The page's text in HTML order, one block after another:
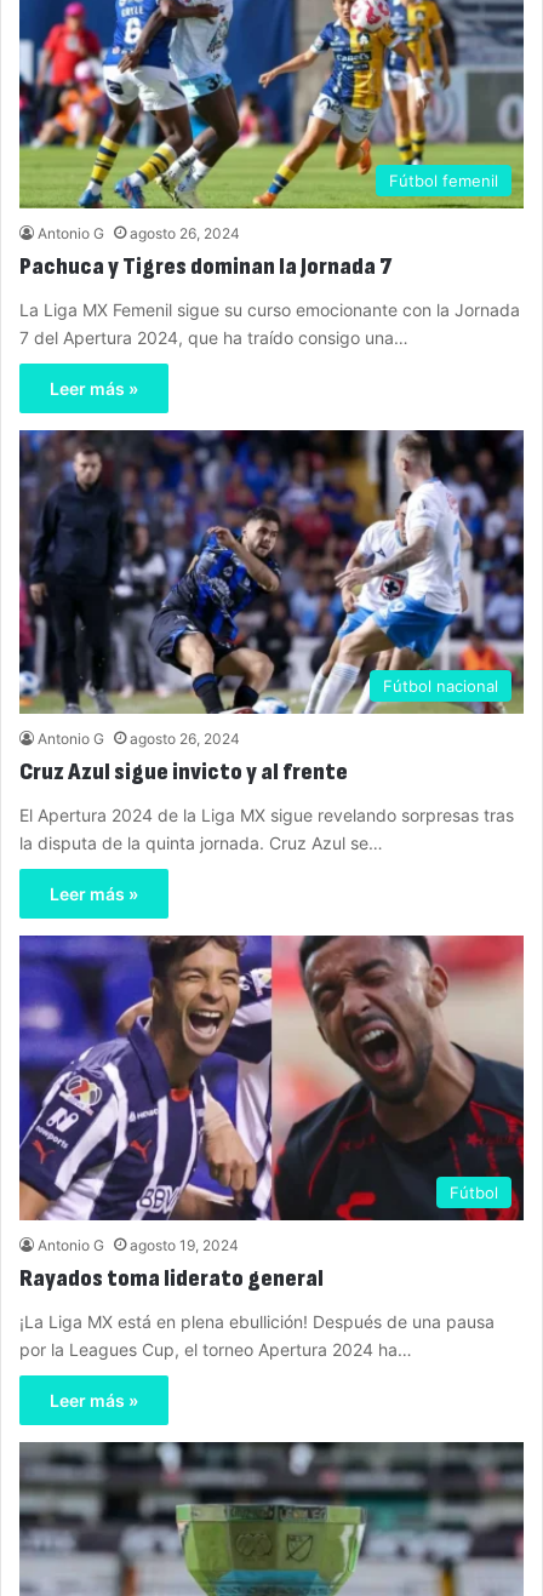
Fútbol femenil
Antonio G agosto 26, 2024
Pachuca y Tigres dominan la Jornada 7
La Liga MX Femenil sigue su curso emocionante con la Jornada
7 del Apertura 2024, que ha traído consigo una…
Leer más »
Fútbol nacional
Antonio G agosto 26, 2024
Cruz Azul sigue invicto y al frente
El Apertura 2024 de la Liga MX sigue revelando sorpresas tras
la disputa de la quinta jornada. Cruz Azul se…
Leer más »
Fútbol
Antonio G agosto 19, 2024
Rayados toma liderato general
¡La Liga MX está en plena ebullición! Después de una pausa
por la Leagues Cup, el torneo Apertura 2024 ha…
Leer más »